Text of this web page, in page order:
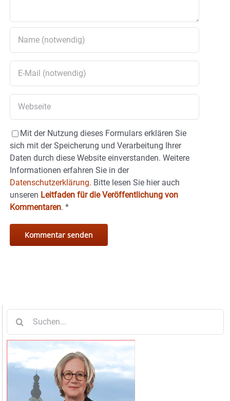
Mit der Nutzung dieses Formulars erklären Sie
sich mit der Speicherung und Verarbeitung Ihrer
Daten durch diese Website einverstanden. Weitere
Informationen erfahren Sie in der
Datenschutzerklärung. Bitte lesen Sie hier auch
unseren Leitfaden für die Veröffentlichung von
Kommentaren. *
nach: